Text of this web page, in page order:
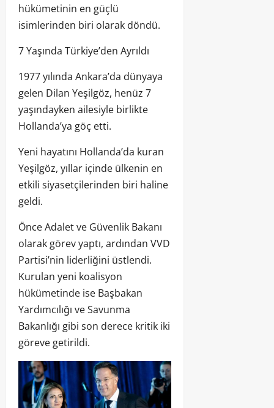
hükümetinin en güçlü
isimlerinden biri olarak döndü.
7 Yaşında Türkiye’den Ayrıldı
1977 yılında Ankara’da dünyaya
gelen Dilan Yeşilgöz, henüz 7
yaşındayken ailesiyle birlikte
Hollanda’ya göç etti.
Yeni hayatını Hollanda’da kuran
Yeşilgöz, yıllar içinde ülkenin en
etkili siyasetçilerinden biri haline
geldi.
Önce Adalet ve Güvenlik Bakanı
olarak görev yaptı, ardından VVD
Partisi’nin liderliğini üstlendi.
Kurulan yeni koalisyon
hükümetinde ise Başbakan
Yardımcılığı ve Savunma
Bakanlığı gibi son derece kritik iki
göreve getirildi.